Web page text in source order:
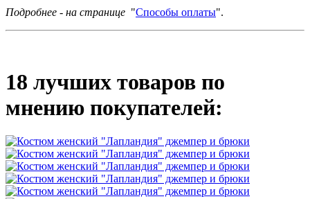
Подробнее - на странице "Способы оплаты".
18 лучших товаров по
мнению покупателей: